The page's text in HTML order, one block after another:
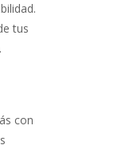
tus
con